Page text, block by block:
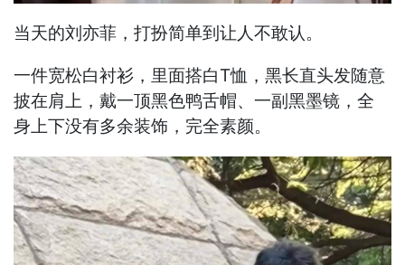
当天的刘亦菲，打扮简单到让人不敢认。
一件宽松白衬衫，里面搭白T恤，黑长直头发随意
披在肩上，戴一顶黑色鸭舌帽、一副黑墨镜，全
身上下没有多余装饰，完全素颜。